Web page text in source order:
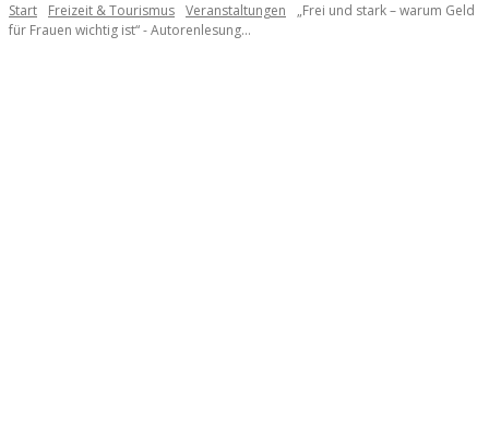
Start Freizeit & Tourismus Veranstaltungen
„Frei und stark – warum Geld
für Frauen wichtig ist“ - Autorenlesung...